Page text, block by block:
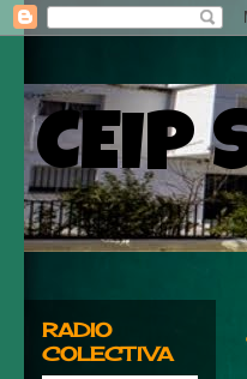
RADIO
COLECTIVA